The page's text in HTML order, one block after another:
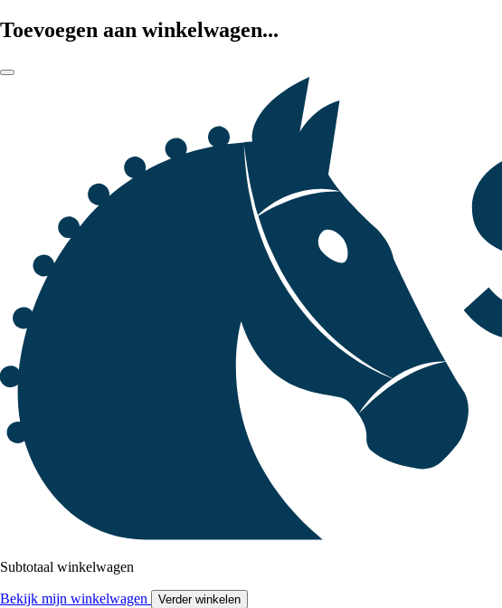
Toevoegen aan winkelwagen...
Subtotaal winkelwagen
Bekijk mijn winkelwagen Verder winkelen